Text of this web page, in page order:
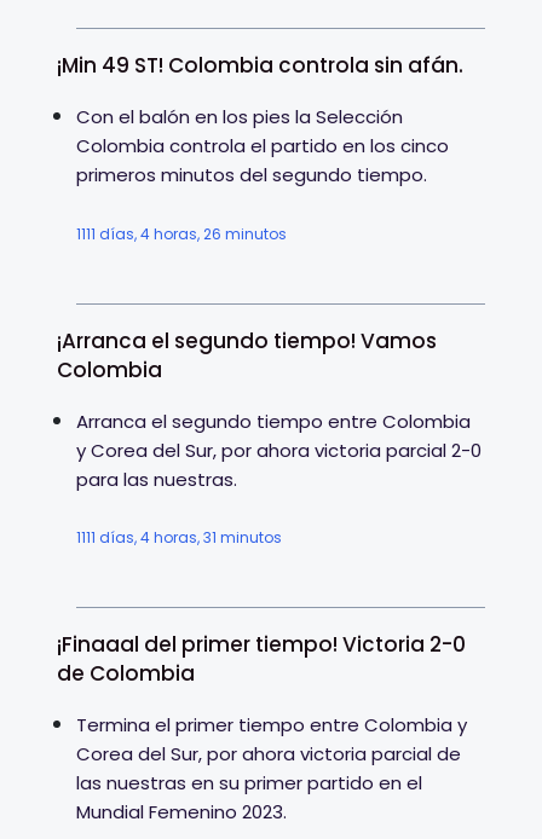
¡Min 49 ST! Colombia controla sin afán.
Con el balón en los pies la Selección
Colombia controla el partido en los cinco
primeros minutos del segundo tiempo.
1111 días, 4 horas, 26 minutos
¡Arranca el segundo tiempo! Vamos
Colombia
Arranca el segundo tiempo entre Colombia
y Corea del Sur, por ahora victoria parcial 2-0
para las nuestras.
1111 días, 4 horas, 31 minutos
¡Finaaal del primer tiempo! Victoria 2-0
de Colombia
Termina el primer tiempo entre Colombia y
Corea del Sur, por ahora victoria parcial de
las nuestras en su primer partido en el
Mundial Femenino 2023.